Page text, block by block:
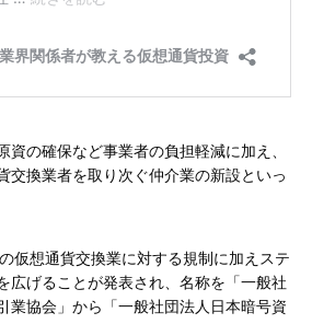
資の確保など事業者の負担軽減に加え、
交換業者を取り次ぐ仲介業の新設といっ
仮想通貨交換業に対する規制に加えステ
広げることが発表され、名称を「一般社
業協会」から「一般社団法人日本暗号資